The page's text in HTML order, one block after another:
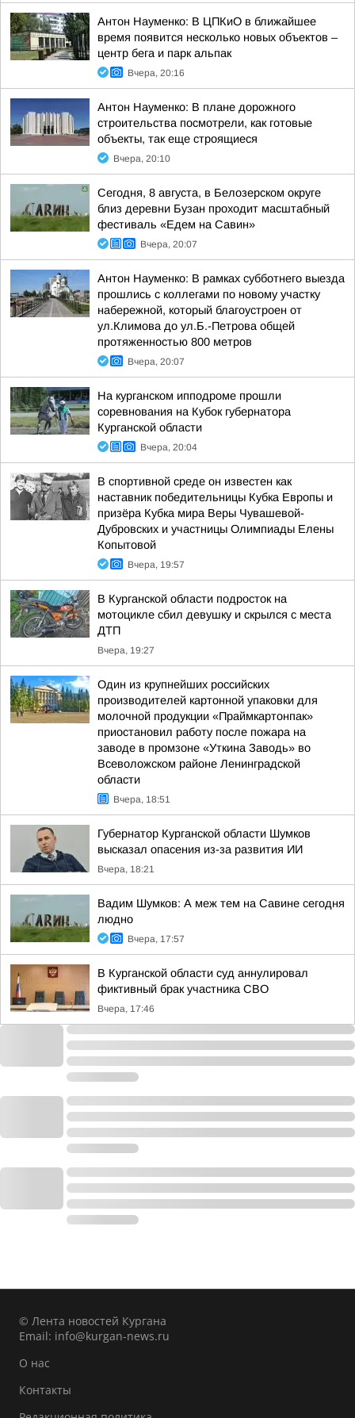
Антон Науменко: В ЦПКиО в ближайшее
время появится несколько новых объектов –
центр бега и парк альпак
Вчера, 20:16
Антон Науменко: В плане дорожного
строительства посмотрели, как готовые
объекты, так еще строящиеся
Вчера, 20:10
Сегодня, 8 августа, в Белозерском округе
близ деревни Бузан проходит масштабный
фестиваль «Едем на Савин»
Вчера, 20:07
Антон Науменко: В рамках субботнего выезда
прошлись с коллегами по новому участку
набережной, который благоустроен от
ул.Климова до ул.Б.-Петрова общей
протяженностью 800 метров
Вчера, 20:07
На курганском ипподроме прошли
соревнования на Кубок губернатора
Курганской области
Вчера, 20:04
В спортивной среде он известен как
наставник победительницы Кубка Европы и
призёра Кубка мира Веры Чувашевой-
Дубровских и участницы Олимпиады Елены
Копытовой
Вчера, 19:57
В Курганской области подросток на
мотоцикле сбил девушку и скрылся с места
ДТП
Вчера, 19:27
Один из крупнейших российских
производителей картонной упаковки для
молочной продукции «Праймкартонпак»
приостановил работу после пожара на
заводе в промзоне «Уткина Заводь» во
Всеволожском районе Ленинградской
области
Вчера, 18:51
Губернатор Курганской области Шумков
высказал опасения из-за развития ИИ
Вчера, 18:21
Вадим Шумков: А меж тем на Савине сегодня
людно
Вчера, 17:57
В Курганской области суд аннулировал
фиктивный брак участника СВО
Вчера, 17:46
© Лента новостей Кургана
Email: info@kurgan-news.ru
О нас
Контакты